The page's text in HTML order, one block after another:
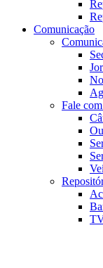
Comunicação
Fale